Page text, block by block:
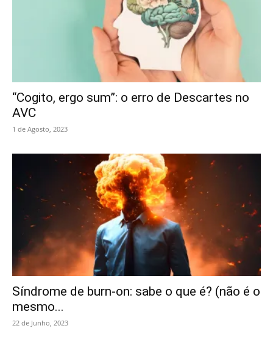
“Cogito, ergo sum”: o erro de Descartes no
AVC
1 de Agosto, 2023
Síndrome de burn-on: sabe o que é? (não é o
mesmo...
22 de Junho, 2023